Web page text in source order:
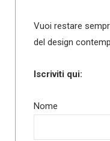
Vuoi restare
del design
Iscriviti qui:
Nome